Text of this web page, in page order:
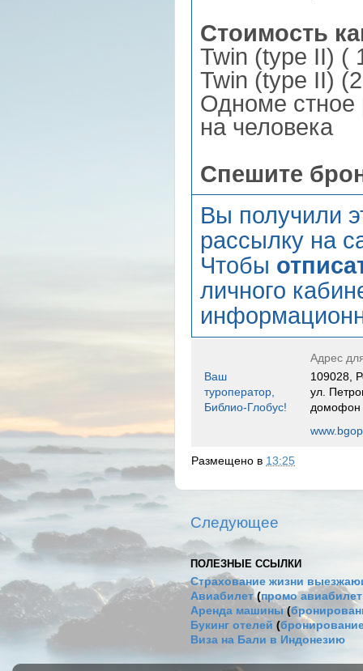
Стоимость
Twin (type II) (
Twin (type II)
Одноме стное
на человека
Спешите
Вы получили
рассылку на
Чтобы
личного
Адрес
Ваш
туроператор,
Библио-Глобус!
109028,
ул.
домофон
Размещено в 13:25
Следующее
ПОЛЕЗНЫЕ ССЫЛКИ
Страхование жизни
Авиабилет(промо
Аренда машины(
Букинг отелей (
Виза на Бали в Индонезию